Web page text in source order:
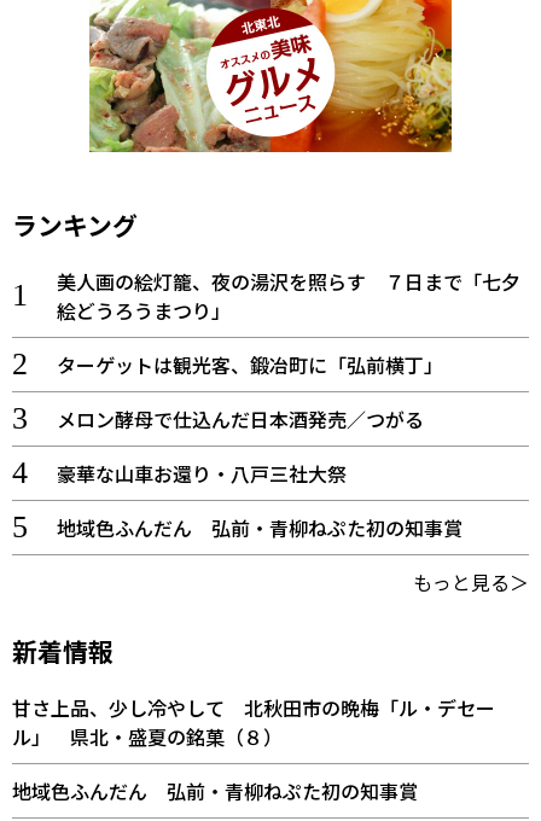
ランキング
美人画の絵灯籠、夜の湯沢を照らす ７日まで「七夕
絵どうろうまつり」
ターゲットは観光客、鍛冶町に「弘前横丁」
メロン酵母で仕込んだ日本酒発売／つがる
豪華な山車お還り・八戸三社大祭
地域色ふんだん 弘前・青柳ねぷた初の知事賞
もっと見る＞
新着情報
甘さ上品、少し冷やして 北秋田市の晩梅「ル・デセー
ル」 県北・盛夏の銘菓（８）
地域色ふんだん 弘前・青柳ねぷた初の知事賞